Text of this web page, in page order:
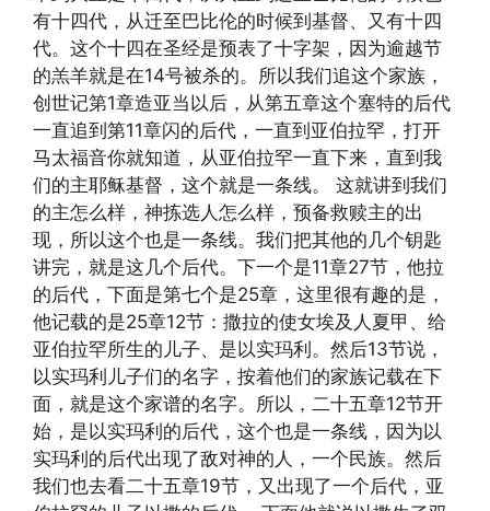
有十四代，从迁至巴比伦的时候到基督、又有十四
代。这个十四在圣经是预表了十字架，因为逾越节
的羔羊就是在14号被杀的。所以我们追这个家族，
创世记第1章造亚当以后，从第五章这个塞特的后代
一直追到第11章闪的后代，一直到亚伯拉罕，打开
马太福音你就知道，从亚伯拉罕一直下来，直到我
们的主耶稣基督，这个就是一条线。 这就讲到我们
的主怎么样，神拣选人怎么样，预备救赎主的出
现，所以这个也是一条线。我们把其他的几个钥匙
讲完，就是这几个后代。下一个是11章27节，他拉
的后代，下面是第七个是25章，这里很有趣的是，
他记载的是25章12节：撒拉的使女埃及人夏甲、给
亚伯拉罕所生的儿子、是以实玛利。然后13节说，
以实玛利儿子们的名字，按着他们的家族记载在下
面，就是这个家谱的名字。所以，二十五章12节开
始，是以实玛利的后代，这个也是一条线，因为以
实玛利的后代出现了敌对神的人，一个民族。然后
我们也去看二十五章19节，又出现了一个后代，亚